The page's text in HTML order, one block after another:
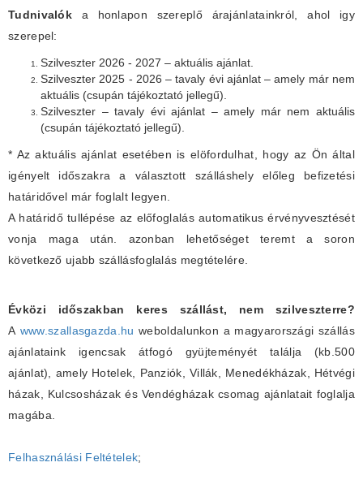
Tudnivalók a honlapon szereplő árajánlatainkról, ahol igy
szerepel:
Szilveszter 2026 - 2027 – aktuális ajánlat.
Szilveszter 2025 - 2026 – tavaly évi ajánlat – amely már nem
aktuális (csupán tájékoztató jellegű).
Szilveszter – tavaly évi ajánlat – amely már nem aktuális
(csupán tájékoztató jellegű).
* Az aktuális ajánlat esetében is elöfordulhat, hogy az Ön által
igényelt időszakra a választott szálláshely előleg befizetési
határidővel már foglalt legyen.
A határidő tullépése az előfoglalás automatikus érvényvesztését
vonja maga után. azonban lehetőséget teremt a soron
következő ujabb szállásfoglalás megtételére.
Évközi időszakban keres szállást, nem szilveszterre?
A www.szallasgazda.hu weboldalunkon a magyarországi szállás
ajánlataink igencsak átfogó gyüjteményét találja (kb.500
ajánlat), amely Hotelek, Panziók, Villák, Menedékházak, Hétvégi
házak, Kulcsosházak és Vendégházak csomag ajánlatait foglalja
magába.
Felhasználási Feltételek;